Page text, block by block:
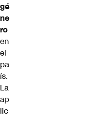
gé
ne
ro
en
el
pa
ís.
La
ap
lic